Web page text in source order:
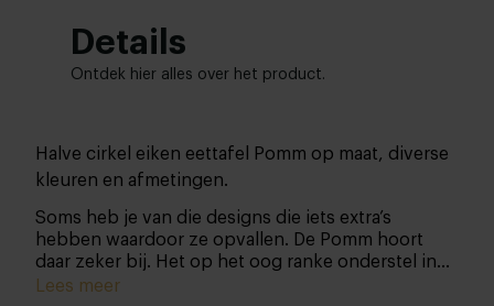
Details
Ontdek hier alles over het product.
Halve cirkel eiken eettafel Pomm op maat, diverse
kleuren en afmetingen.
Soms heb je van die designs die iets extra’s
hebben waardoor ze opvallen. De Pomm hoort
daar zeker bij. Het op het oog ranke onderstel in
combinatie met een tafelblad dat je helemaal naar
Lees meer